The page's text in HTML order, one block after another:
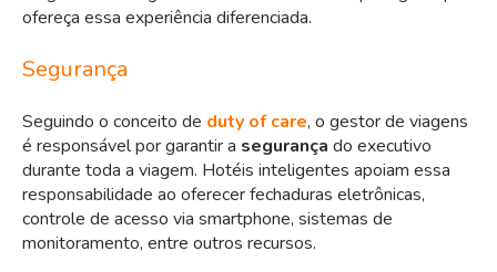
ofereça essa experiência diferenciada.
Segurança
Seguindo o conceito de duty of care, o gestor de viagens
é responsável por garantir a segurança do executivo
durante toda a viagem. Hotéis inteligentes apoiam essa
responsabilidade ao oferecer fechaduras eletrônicas,
controle de acesso via smartphone, sistemas de
monitoramento, entre outros recursos.